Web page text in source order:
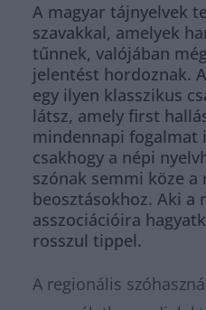
A magyar tájnyelvek
szavakkal, amelyek
tűnnek, valójában
jelentést hordoznak.
egy ilyen klasszikus
látsz, amely first
mindennapi fogalmat
csakhogy a népi
szónak semmi köze a
beosztásokhoz. Aki a
asszociációira
rosszul tippel.
A regionális